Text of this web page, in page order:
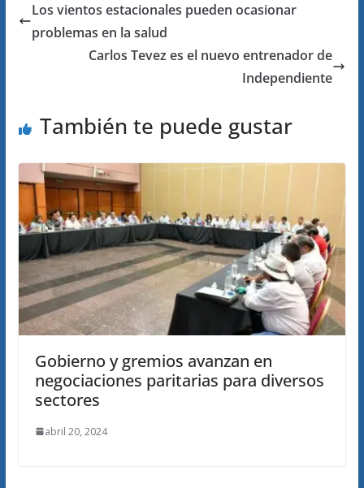
Los vientos estacionales pueden ocasionar
problemas en la salud
Carlos Tevez es el nuevo entrenador de
Independiente
También te puede gustar
Gobierno y gremios avanzan en
negociaciones paritarias para diversos
sectores
abril 20, 2024